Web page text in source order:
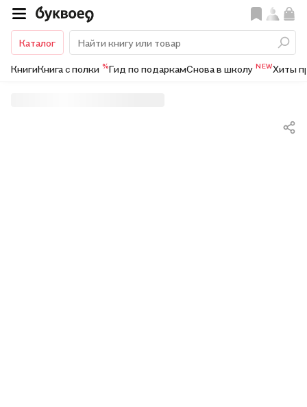
Каталог
КнигиКнига с полки %Гид по подаркамСнова в школу NEWХиты